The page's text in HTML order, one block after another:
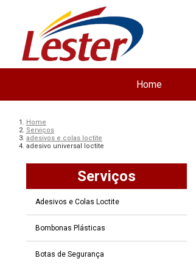
Home
Home
Serviços
adesivos e colas loctite
adesivo universal loctite
Serviços
Adesivos e Colas Loctite
Bombonas Plásticas
Botas de Segurança